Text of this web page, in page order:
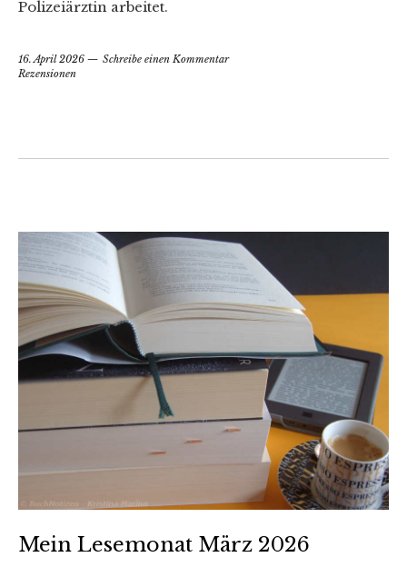
Polizeiärztin arbeitet.
16. April 2026
Schreibe einen Kommentar
Rezensionen
Mein Lesemonat März 2026